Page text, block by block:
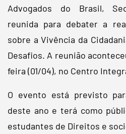
Advogados do Brasil,
reunida para debater a
sobre a Vivência da
Desafios. A reunião
feira (01/04), no Centro
O evento está previsto
deste ano e terá como
estudantes de Direitos e